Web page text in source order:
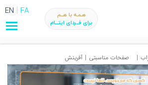
FA
EN
هـمـه با هــم
برای فــردای ایتـــام
| صفحات مناسبتی | آفرینش